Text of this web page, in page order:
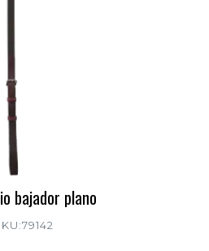
bajador plano